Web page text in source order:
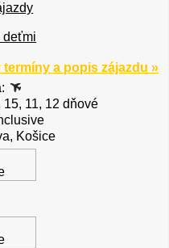
deťmi
a popis zájazdu »
15, 11, 12 dňové
Košice